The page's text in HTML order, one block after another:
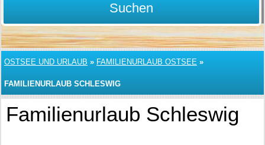
Suchen
OSTSEE UND URLAUB » FAMILIENURLAUB OSTSEE »
FAMILIENURLAUB SCHLESWIG
Familienurlaub Schleswig